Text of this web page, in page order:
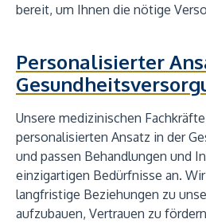
bereit, um Ihnen die nötige
Personalisierter
Unsere medizinischen
personalisierten Ansatz in der
und passen Behandlungen und
einzigartigen Bedürfnisse an.
langfristige Beziehungen zu
aufzubauen, Vertrauen zu